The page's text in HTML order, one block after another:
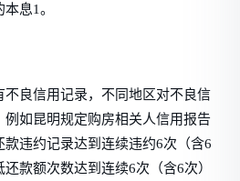
息1。
良信用记录，不同地区对不良信
例如昆明规定购房相关人信用报告
违约记录达到连续违约6次（含6
款额次数达到连续6次（含6次）